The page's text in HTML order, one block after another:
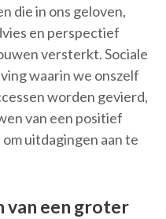
die in ons geloven,
en perspectief
versterkt. Sociale
waarin we onszelf
worden gevierd,
van een positief
uitdagingen aan te
van een groter